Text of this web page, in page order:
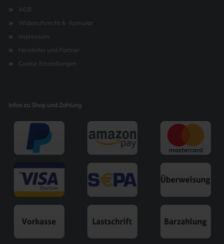
AGB
Widerrufsrecht & -formular
Impressum
Hersteller und Partner
Cookie Einstellungen
Infos zu Shop und Zahlung